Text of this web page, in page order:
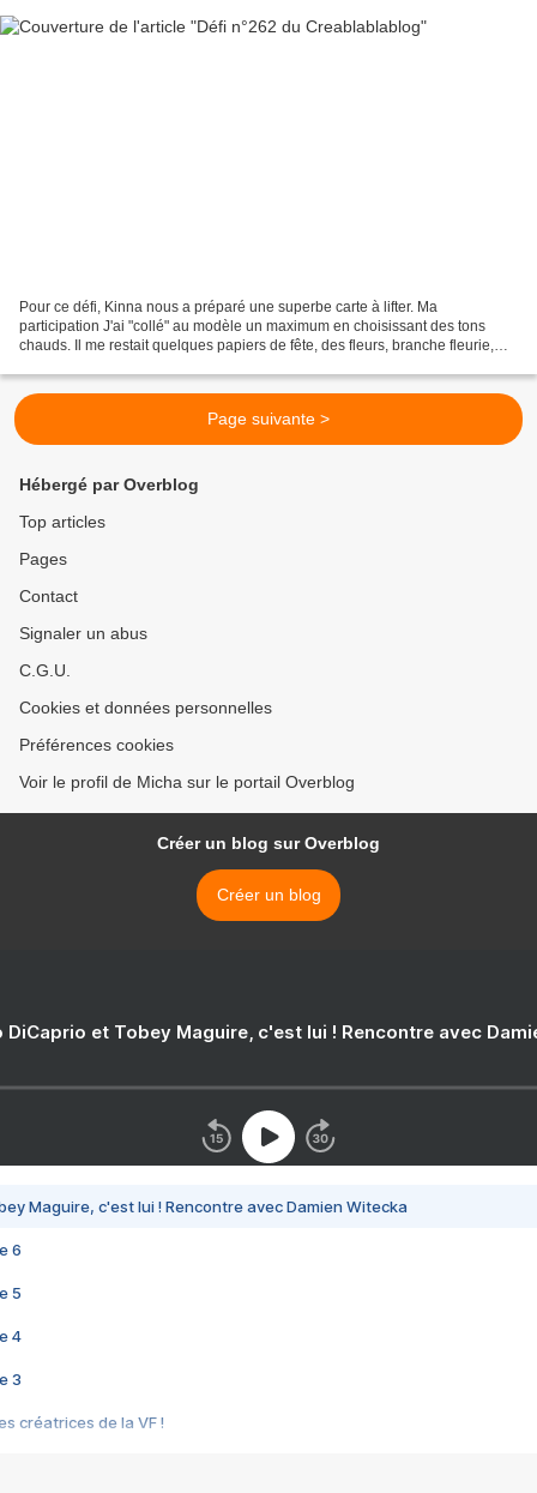
Pour ce défi, Kinna nous a préparé une superbe carte à lifter. Ma
participation J'ai "collé" au modèle un maximum en choisissant des tons
chauds. Il me restait quelques papiers de fête, des fleurs, branche fleurie,
Page suivante >
Hébergé par Overblog
Top articles
Pages
Contact
Signaler un abus
C.G.U.
Cookies et données personnelles
Préférences cookies
Voir le profil de Micha sur le portail Overblog
Créer un blog sur Overblog
Créer un blog
DiCaprio et Tobey Maguire, c'est lui ! Rencontre avec
Maguire, c'est lui ! Rencontre avec Damien Witecka
6
5
4
3
créatrices de la VF !